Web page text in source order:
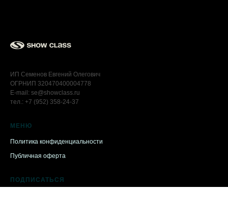
ИП Семенов Евгений Олегович
ОГРНИП 320470400004778
E-mail: se@showclass.ru
тел.: +7 (952) 358-24-37
МЕНЮ
Политика конфиденциальности
Публичная оферта
ПОДПИСАТЬСЯ